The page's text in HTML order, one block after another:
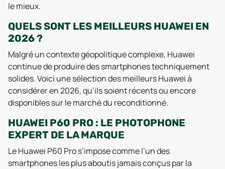
le mieux.
QUELS SONT LES MEILLEURS HUAWEI EN
2026 ?
Malgré un contexte géopolitique complexe, Huawei
continue de produire des smartphones techniquement
solides. Voici une sélection des meilleurs Huawei à
considérer en 2026, qu’ils soient récents ou encore
disponibles sur le marché du reconditionné.
HUAWEI P60 PRO : LE PHOTOPHONE
EXPERT DE LA MARQUE
Le Huawei P60 Pro s’impose comme l’un des
smartphones les plus aboutis jamais conçus par la